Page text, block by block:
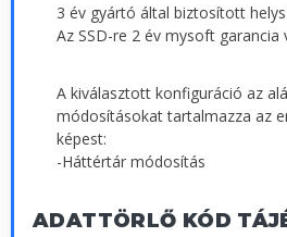
3 év gyártó által biztosított
Az SSD-re 2 év mysoft garancia
A kiválasztott konfiguráció az
módosításokat tartalmazza az
képest:
-Háttértár módosítás
ADATTÖRLŐ KÓD